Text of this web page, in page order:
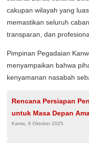
cakupan wilayah yang
memastikan seluruh
transparan, dan
Pimpinan Pegadaian
menyampaikan bahwa
kenyamanan nasabah
Rencana Persiapan
untuk Masa Depan
Kamis, 9 Oktober 2025